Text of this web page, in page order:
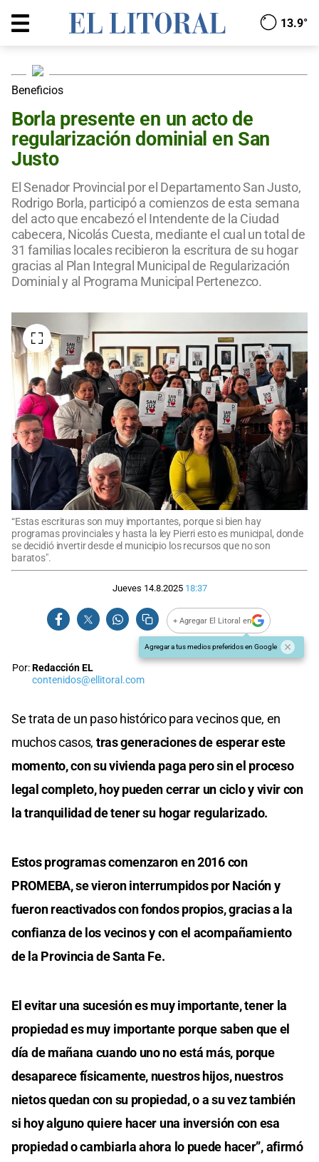
13.9°
Beneficios
Borla presente en un acto de
regularización dominial en San
Justo
El Senador Provincial por el Departamento San Justo,
Rodrigo Borla, participó a comienzos de esta semana
del acto que encabezó el Intendente de la Ciudad
cabecera, Nicolás Cuesta, mediante el cual un total de
31 familias locales recibieron la escritura de su hogar
gracias al Plan Integral Municipal de Regularización
Dominial y al Programa Municipal Pertenezco.
“Estas escrituras son muy importantes, porque si bien hay
programas provinciales y hasta la ley Pierri esto es municipal, donde
se decidió invertir desde el municipio los recursos que no son
baratos".
Jueves 14.8.2025 18:37
+ Agregar El Litoral en
Agregar a tus medios preferidos en Google
Por:Redacción EL
contenidos@ellitoral.com
Se trata de un paso histórico para vecinos que, en
muchos casos, tras generaciones de esperar este
momento, con su vivienda paga pero sin el proceso
legal completo, hoy pueden cerrar un ciclo y vivir con
la tranquilidad de tener su hogar regularizado.
Estos programas comenzaron en 2016 con
PROMEBA, se vieron interrumpidos por Nación y
fueron reactivados con fondos propios, gracias a la
confianza de los vecinos y con el acompañamiento
de la Provincia de Santa Fe.
El evitar una sucesión es muy importante, tener la
propiedad es muy importante porque saben que el
día de mañana cuando uno no está más, porque
desaparece físicamente, nuestros hijos, nuestros
nietos quedan con su propiedad, o a su vez también
si hoy alguno quiere hacer una inversión con esa
propiedad o cambiarla ahora lo puede hacer”, afirmó